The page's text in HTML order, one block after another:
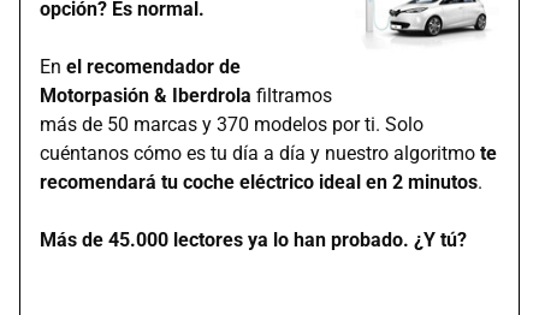
opción? Es normal.
En el recomendador de
Motorpasión & Iberdrola filtramos
más de 50 marcas y 370 modelos por ti. Solo
cuéntanos cómo es tu día a día y nuestro algoritmo te
recomendará tu coche eléctrico ideal en 2 minutos.
Más de 45.000 lectores ya lo han probado. ¿Y tú?